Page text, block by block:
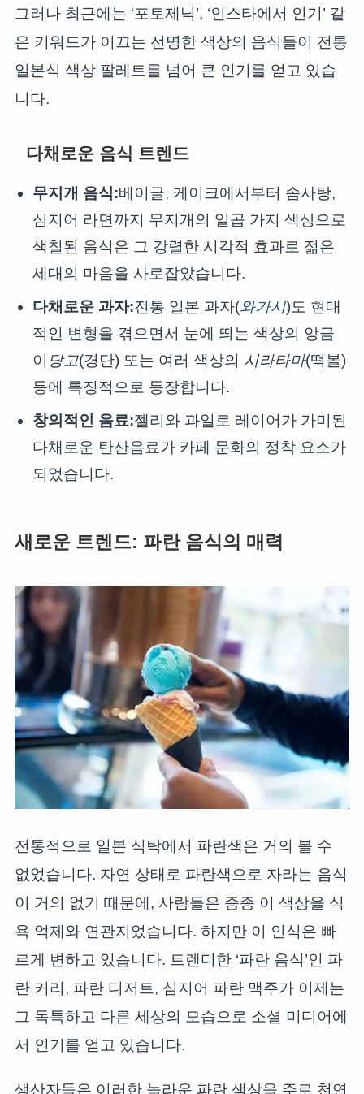
그러나 최근에는 ‘포토제닉’, ‘인스타에서 인기’ 같
은 키워드가 이끄는 선명한 색상의 음식들이 전통
일본식 색상 팔레트를 넘어 큰 인기를 얻고 있습
니다.
다채로운 음식 트렌드
무지개 음식:베이글, 케이크에서부터 솜사탕,
심지어 라면까지 무지개의 일곱 가지 색상으로
색칠된 음식은 그 강렬한 시각적 효과로 젊은
세대의 마음을 사로잡았습니다.
다채로운 과자:전통 일본 과자(와가시)도 현대
적인 변형을 겪으면서 눈에 띄는 색상의 앙금
이 당고(경단) 또는 여러 색상의 시라타마(떡볼)
등에 특징적으로 등장합니다.
창의적인 음료:젤리와 과일로 레이어가 가미된
다채로운 탄산음료가 카페 문화의 정착 요소가
되었습니다.
새로운 트렌드: 파란 음식의 매력
전통적으로 일본 식탁에서 파란색은 거의 볼 수
없었습니다. 자연 상태로 파란색으로 자라는 음식
이 거의 없기 때문에, 사람들은 종종 이 색상을 식
욕 억제와 연관지었습니다. 하지만 이 인식은 빠
르게 변하고 있습니다. 트렌디한 ‘파란 음식’인 파
란 커리, 파란 디저트, 심지어 파란 맥주가 이제는
그 독특하고 다른 세상의 모습으로 소셜 미디어에
서 인기를 얻고 있습니다.
생산자들은 이러한 놀라운 파란 색상을 주로 천연